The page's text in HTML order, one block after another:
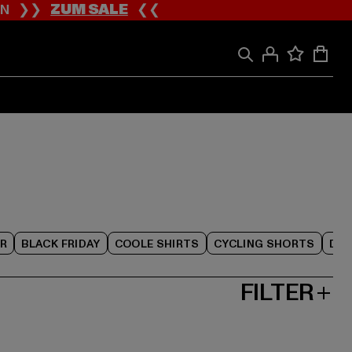
❯❯ZUM SALE❮❮
BLACK FRIDAY COOLE SHIRTS CYCLING SHORTS
FILTER